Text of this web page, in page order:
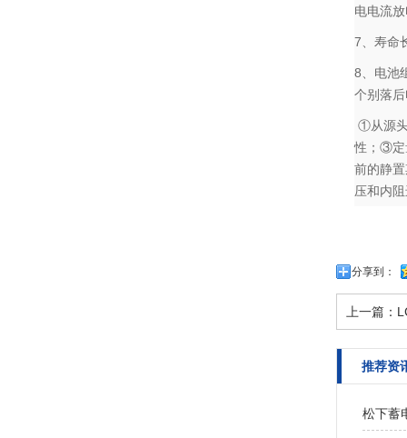
电电流
7、寿命
8、电池
个别落
①从源
性；③定
前的静
压和内
分享到：
上一篇：
推荐资
松下蓄